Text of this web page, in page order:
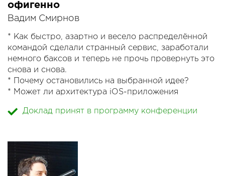
офигенно
Вадим Смирнов
* Как быстро, азартно и весело распределённой
командой сделали странный сервис, заработали
немного баксов и теперь не прочь провернуть это
снова и снова.
* Почему остановились на выбранной идее?
* Может ли архитектура iOS-приложения
* Могут ли видеоблогеры быть полезными
* Почему наш офис ещё не в Дубаи?
Доклад принят в программу конференции